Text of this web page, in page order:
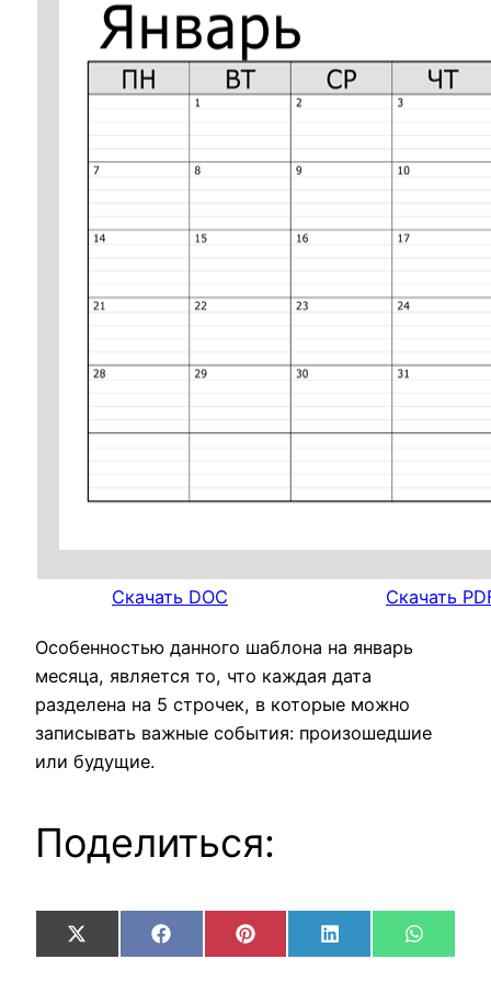
Скачать DOC Скачать
Особенностью данного шаблона на январь
месяца, является то, что каждая дата
разделена на 5 строчек, в которые можно
записывать важные события: произошедшие
или будущие.
Поделиться:
Share
on
X
(Twitter)
Share
on
FacebookShare
on
Pinterest Share
on
LinkedIn Share
on